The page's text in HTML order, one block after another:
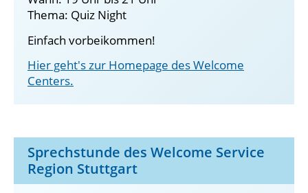
Thema: Quiz Night
Einfach vorbeikommen!
Hier geht's zur Homepage des Welcome
Centers.
Sprechstunde des Welcome Service
Region Stuttgart